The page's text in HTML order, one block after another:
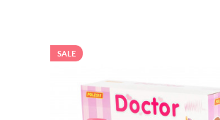
SALE